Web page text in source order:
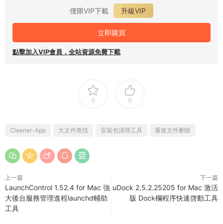
僅限VIP下載
升級VIP
立即購買
點擊加入VIP會員，全站資源免費下載
0 0
Cleaner-App 大文件查找 安裝包清理工具 重複文件删除
上一篇
LaunchControl 1.52.4 for Mac 強
大後台服務管理進程launchd輔助
工具
下一篇
uDock 2.5.2.25205 for Mac 激活
版 Dock欄程序快速啓動工具